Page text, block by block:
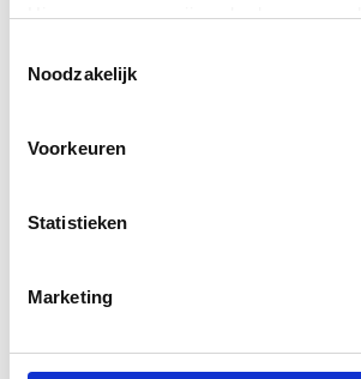
Hiermee passen wij en derden onze
We slaan je cookievoorkeur op in je
Noodzakelijk
Voorkeuren
Statistieken
Marketing
20°C - 55/45
Warmteafgifte EN 442
Warmteafgifte 20°C -
Max. werkdruk
Kleur Grijs
Bouwtekeningapplication/pdf
Handleiding